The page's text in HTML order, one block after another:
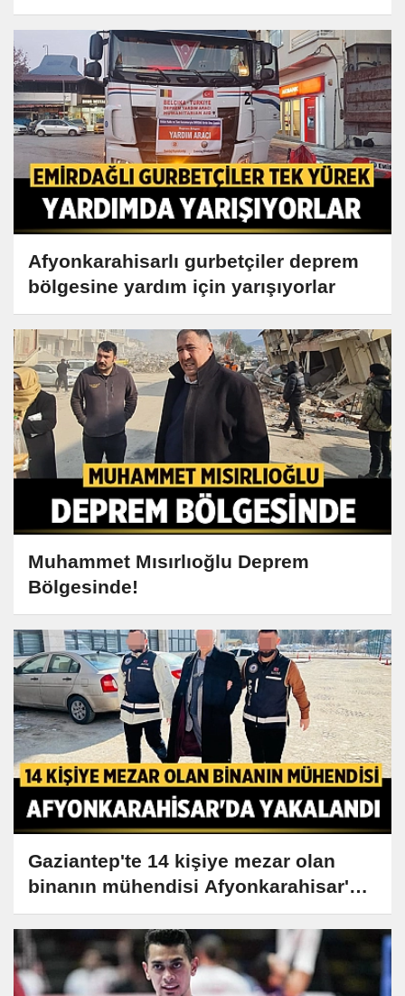
malzemesi gönderdi!
Afyonkarahisarlı gurbetçiler deprem
bölgesine yardım için yarışıyorlar
Muhammet Mısırlıoğlu Deprem
Bölgesinde!
Gaziantep'te 14 kişiye mezar olan
binanın mühendisi Afyonkarahisar'da
yakalandı